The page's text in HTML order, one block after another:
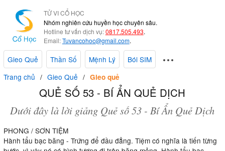
TỬ VI CỔ HỌC
Nhóm nghiên cứu huyền học chuyên sâu.
Hotline tư vấn dịch vụ:0817.505.493.
Email:Tuvancohoc@gmail.com.
Gieo Quẻ Thần Số Mệnh Lý
Bói SIM
Trang chủ
Gieo Quẻ Gieo quẻ
QUẺ SỐ 53 - BÍ ẨN QUẺ DỊCH
Dưới đây là lời giảng Quẻ số 53 - Bí Ẩn Quẻ Dịch
PHONG / SƠN TIỆM
Hành tẩu bạc băng - Trứng để đầu đẳng. Tiệm có nghĩa là tiến từng